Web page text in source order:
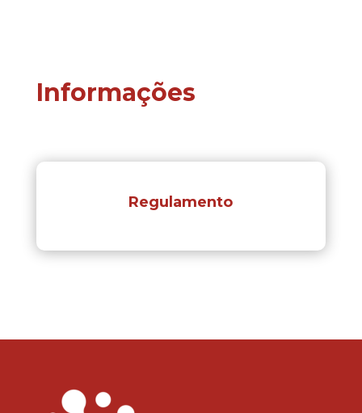
Informações
Regulamento